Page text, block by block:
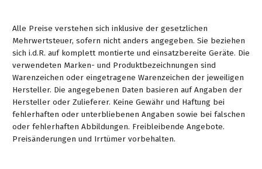
Alle Preise verstehen sich inklusive der gesetzlichen
Mehrwertsteuer, sofern nicht anders angegeben. Sie beziehen
sich i.d.R. auf komplett montierte und einsatzbereite Geräte. Die
verwendeten Marken- und Produktbezeichnungen sind
Warenzeichen oder eingetragene Warenzeichen der jeweiligen
Hersteller. Die angegebenen Daten basieren auf Angaben der
Hersteller oder Zulieferer. Keine Gewähr und Haftung bei
fehlerhaften oder unterbliebenen Angaben sowie bei falschen
oder fehlerhaften Abbildungen. Freibleibende Angebote.
Preisänderungen und Irrtümer vorbehalten.